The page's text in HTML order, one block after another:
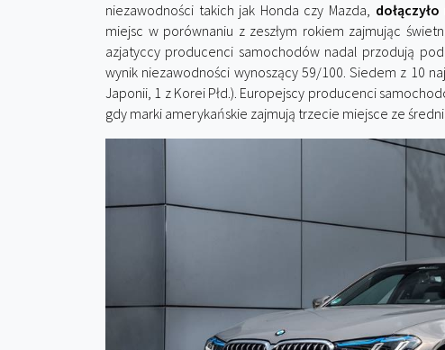
niezawodności takich jak Honda czy Mazda,
miejsc w porównaniu z zeszłym rokiem zajmując
azjatyccy producenci samochodów nadal przodują
wynik niezawodności wynoszący 59/100. Siedem z 10
Japonii, 1 z Korei Płd.). Europejscy producenci
gdy marki amerykańskie zajmują trzecie miejsce ze